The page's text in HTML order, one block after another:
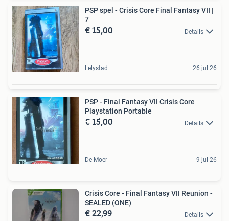
PSP spel - Crisis Core Final Fantasy VII |
7
€ 15,00 Details
Lelystad 26 jul 26
PSP - Final Fantasy VII Crisis Core
Playstation Portable
€ 15,00 Details
De Moer 9 jul 26
Crisis Core - Final Fantasy VII Reunion -
SEALED (ONE)
€ 22,99 Details